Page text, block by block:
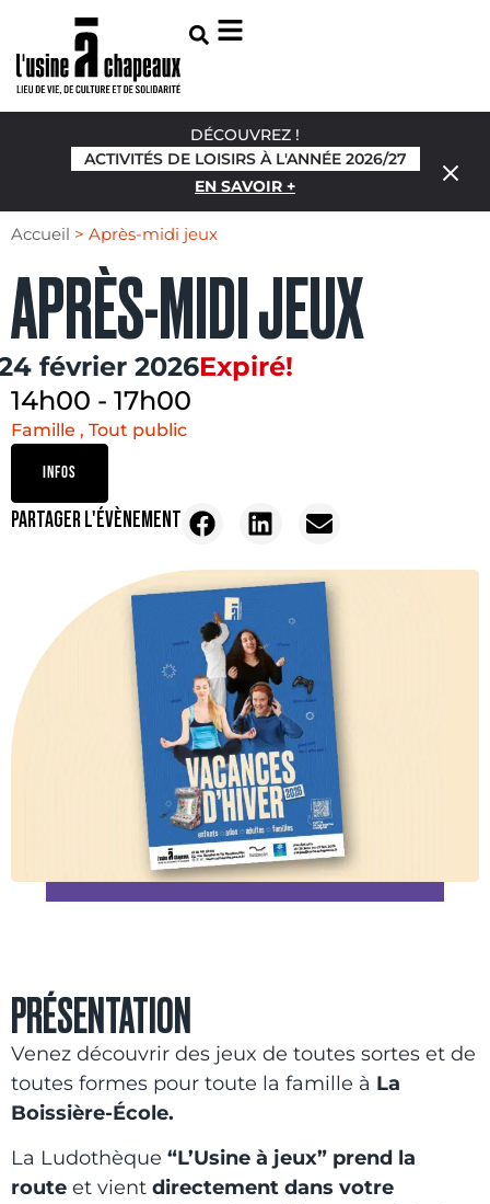
DÉCOUVREZ !
ACTIVITÉS DE LOISIRS À L'ANNÉE 2026/27
EN SAVOIR +
Accueil > Après-midi jeux
APRÈS-MIDI JEUX
février 2026Expiré!
14h00 - 17h00
Famille , Tout public
INFOS
PARTAGER L'ÉVÈNEMENT
PRÉSENTATION
Venez découvrir des jeux de toutes sortes et de
toutes formes pour toute la famille à La
Boissière-École.
La Ludothèque “L’Usine à jeux” prend la
route et vient directement dans votre